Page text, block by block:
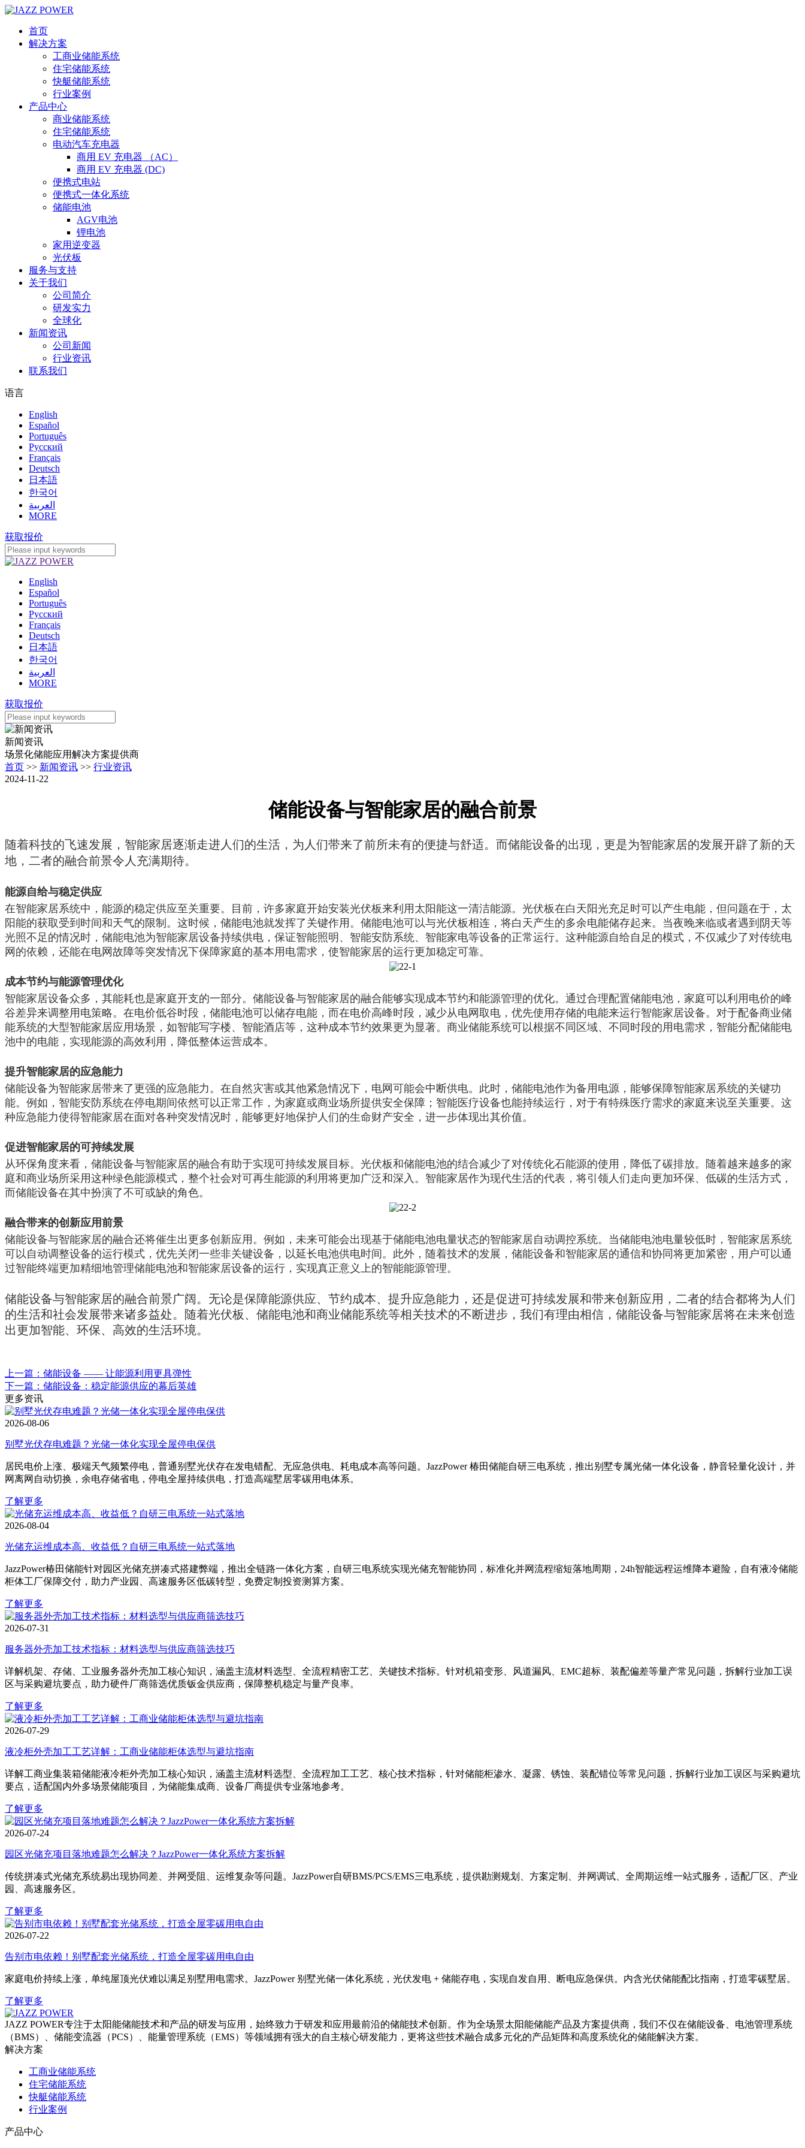
首页
解决方案
工商业储能系统
住宅储能系统
快艇储能系统
行业案例
产品中心
商业储能系统
住宅储能系统
电动汽车充电器
商用 EV 充电器 （AC）
商用 EV 充电器 (DC)
便携式电站
便携式一体化系统
储能电池
AGV电池
锂电池
家用逆变器
光伏板
服务与支持
关于我们
公司简介
研发实力
全球化
新闻资讯
公司新闻
行业资讯
联系我们
语言
English
Español
Português
Pусский
Français
Deutsch
日本語
한국어
العربية
MORE
获取报价
English
Español
Português
Pусский
Français
Deutsch
日本語
한국어
العربية
MORE
获取报价
新闻资讯
场景化储能应用解决方案提供商
首页 >> 新闻资讯 >> 行业资讯
2024-11-22
储能设备与智能家居的融合前景
随着科技的飞速发展，智能家居逐渐走进人们的生活，为人们带来了前所未有的便捷与舒适。而储能设备的出现，更是为智能家居的发展开辟了新的天
地，二者的融合前景令人充满期待。
能源自给与稳定供应
在智能家居系统中，能源的稳定供应至关重要。目前，许多家庭开始安装光伏板来利用太阳能这一清洁能源。光伏板在白天阳光充足时可以产生电能，但问题在于，太
阳能的获取受到时间和天气的限制。这时候，储能电池就发挥了关键作用。储能电池可以与光伏板相连，将白天产生的多余电能储存起来。当夜晚来临或者遇到阴天等
光照不足的情况时，储能电池为智能家居设备持续供电，保证智能照明、智能安防系统、智能家电等设备的正常运行。这种能源自给自足的模式，不仅减少了对传统电
网的依赖，还能在电网故障等突发情况下保障家庭的基本用电需求，使智能家居的运行更加稳定可靠。
成本节约与能源管理优化
智能家居设备众多，其能耗也是家庭开支的一部分。储能设备与智能家居的融合能够实现成本节约和能源管理的优化。通过合理配置储能电池，家庭可以利用电价的峰
谷差异来调整用电策略。在电价低谷时段，储能电池可以储存电能，而在电价高峰时段，减少从电网取电，优先使用存储的电能来运行智能家居设备。对于配备商业储
能系统的大型智能家居应用场景，如智能写字楼、智能酒店等，这种成本节约效果更为显著。商业储能系统可以根据不同区域、不同时段的用电需求，智能分配储能电
池中的电能，实现能源的高效利用，降低整体运营成本。
提升智能家居的应急能力
储能设备为智能家居带来了更强的应急能力。在自然灾害或其他紧急情况下，电网可能会中断供电。此时，储能电池作为备用电源，能够保障智能家居系统的关键功
能。例如，智能安防系统在停电期间依然可以正常工作，为家庭或商业场所提供安全保障；智能医疗设备也能持续运行，对于有特殊医疗需求的家庭来说至关重要。这
种应急能力使得智能家居在面对各种突发情况时，能够更好地保护人们的生命财产安全，进一步体现出其价值。
促进智能家居的可持续发展
从环保角度来看，储能设备与智能家居的融合有助于实现可持续发展目标。光伏板和储能电池的结合减少了对传统化石能源的使用，降低了碳排放。随着越来越多的家
庭和商业场所采用这种绿色能源模式，整个社会对可再生能源的利用将更加广泛和深入。智能家居作为现代生活的代表，将引领人们走向更加环保、低碳的生活方式，
而储能设备在其中扮演了不可或缺的角色。
融合带来的创新应用前景
储能设备与智能家居的融合还将催生出更多创新应用。例如，未来可能会出现基于储能电池电量状态的智能家居自动调控系统。当储能电池电量较低时，智能家居系统
可以自动调整设备的运行模式，优先关闭一些非关键设备，以延长电池供电时间。此外，随着技术的发展，储能设备和智能家居的通信和协同将更加紧密，用户可以通
过智能终端更加精细地管理储能电池和智能家居设备的运行，实现真正意义上的智能能源管理。
储能设备与智能家居的融合前景广阔。无论是保障能源供应、节约成本、提升应急能力，还是促进可持续发展和带来创新应用，二者的结合都将为人们
的生活和社会发展带来诸多益处。随着光伏板、储能电池和商业储能系统等相关技术的不断进步，我们有理由相信，储能设备与智能家居将在未来创造
出更加智能、环保、高效的生活环境。
上一篇：储能设备 —— 让能源利用更具弹性
下一篇：储能设备：稳定能源供应的幕后英雄
更多资讯
2026-08-06
别墅光伏存电难题？光储一体化实现全屋停电保供
居民电价上涨、极端天气频繁停电，普通别墅光伏存在发电错配、无应急供电、耗电成本高等问题。JazzPower 椿田储能自研三电系统，推出别墅专属光储一体化设备，静音轻量化设计，并
网离网自动切换，余电存储省电，停电全屋持续供电，打造高端墅居零碳用电体系。
了解更多
2026-08-04
光储充运维成本高、收益低？自研三电系统一站式落地
JazzPower椿田储能针对园区光储充拼凑式搭建弊端，推出全链路一体化方案，自研三电系统实现光储充智能协同，标准化并网流程缩短落地周期，24h智能远程运维降本避险，自有液冷储能
柜体工厂保障交付，助力产业园、高速服务区低碳转型，免费定制投资测算方案。
了解更多
2026-07-31
服务器外壳加工技术指标：材料选型与供应商筛选技巧
详解机架、存储、工业服务器外壳加工核心知识，涵盖主流材料选型、全流程精密工艺、关键技术指标。针对机箱变形、风道漏风、EMC超标、装配偏差等量产常见问题，拆解行业加工误
区与采购避坑要点，助力硬件厂商筛选优质钣金供应商，保障整机稳定与量产良率。
了解更多
2026-07-29
液冷柜外壳加工工艺详解：工商业储能柜体选型与避坑指南
详解工商业集装箱储能液冷柜外壳加工核心知识，涵盖主流材料选型、全流程加工工艺、核心技术指标，针对储能柜渗水、凝露、锈蚀、装配错位等常见问题，拆解行业加工误区与采购避坑
要点，适配国内外多场景储能项目，为储能集成商、设备厂商提供专业落地参考。
了解更多
2026-07-24
园区光储充项目落地难题怎么解决？JazzPower一体化系统方案拆解
传统拼凑式光储充系统易出现协同差、并网受阻、运维复杂等问题。JazzPower自研BMS/PCS/EMS三电系统，提供勘测规划、方案定制、并网调试、全周期运维一站式服务，适配厂区、产业
园、高速服务区。
了解更多
2026-07-22
告别市电依赖！别墅配套光储系统，打造全屋零碳用电自由
家庭电价持续上涨，单纯屋顶光伏难以满足别墅用电需求。JazzPower 别墅光储一体化系统，光伏发电 + 储能存电，实现自发自用、断电应急保供。内含光伏储能配比指南，打造零碳墅居。
了解更多
JAZZ POWER专注于太阳能储能技术和产品的研发与应用，始终致力于研发和应用最前沿的储能技术创新。作为全场景太阳能储能产品及方案提供商，我们不仅在储能设备、电池管理系统
（BMS）、储能变流器（PCS）、能量管理系统（EMS）等领域拥有强大的自主核心研发能力，更将这些技术融合成多元化的产品矩阵和高度系统化的储能解决方案。
解决方案
工商业储能系统
住宅储能系统
快艇储能系统
行业案例
产品中心